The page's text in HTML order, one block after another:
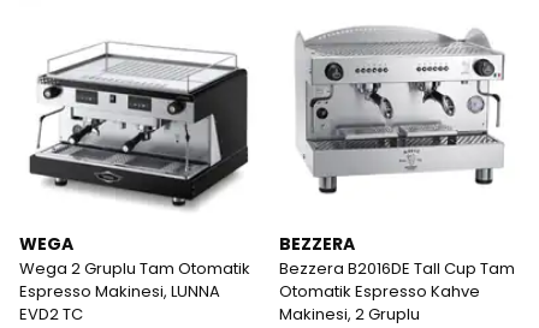
WEGA
Wega 2 Gruplu Tam Otomatik
Espresso Makinesi, LUNNA
EVD2 TC
BEZZERA
Bezzera B2016DE Tall Cup Tam
Otomatik Espresso Kahve
Makinesi, 2 Gruplu